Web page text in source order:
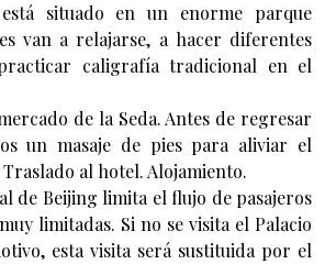
está situado en un enorme parque
van a relajarse, a hacer diferentes
caligrafía tradicional en el
de la Seda. Antes de regresar
un masaje de pies para aliviar el
al hotel. Alojamiento.
de Beijing limita el flujo de pasajeros
limitadas. Si no se visita el Palacio
esta visita será sustituida por el